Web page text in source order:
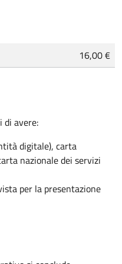
16,00 €
di avere:
digitale), carta
nazionale dei servizi
per la presentazione